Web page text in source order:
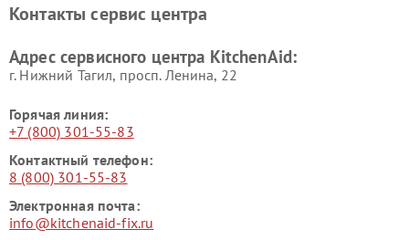
Контакты сервис центра
Адрес сервисного центра KitchenAid:
г. Нижний Тагил, просп. Ленина, 22
Горячая линия:
+7 (800) 301-55-83
Контактный телефон:
8 (800) 301-55-83
Электронная почта:
info@kitchenaid-fix.ru